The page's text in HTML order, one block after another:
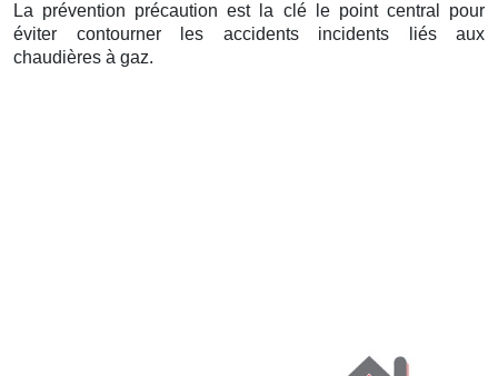
La prévention précaution est la clé le point central pour
éviter contourner les accidents incidents liés aux
chaudières à gaz.